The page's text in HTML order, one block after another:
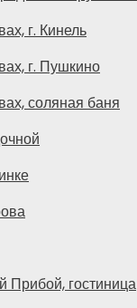
г. Кинель
г. Пушкино
соляная баня
Прибой, гостиница